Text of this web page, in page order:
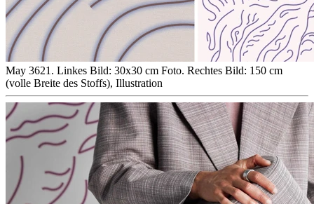
May 3621. Linkes Bild: 30x30 cm Foto. Rechtes Bild: 150 cm
(volle Breite des Stoffs), Illustration